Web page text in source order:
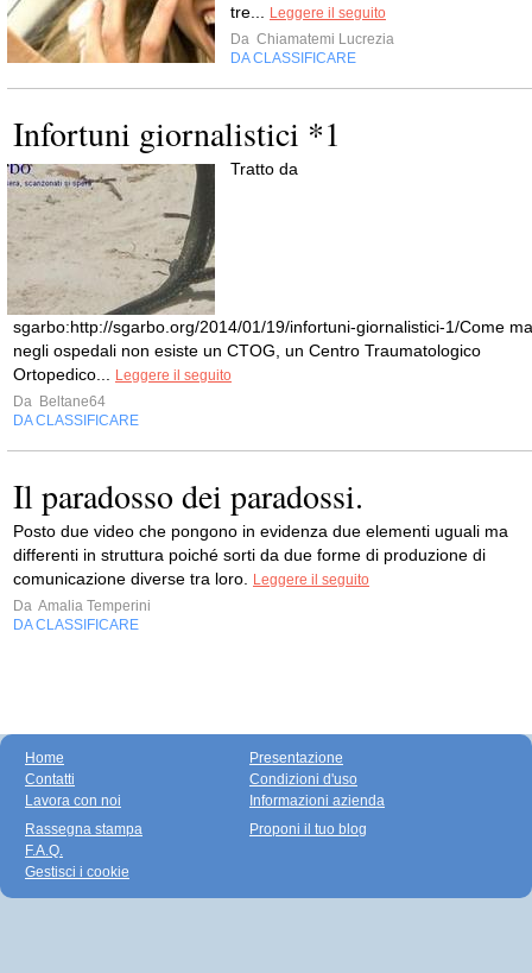
tre...
Leggere il seguito
Da Chiamatemi Lucrezia
DA CLASSIFICARE
Infortuni giornalistici *1
Tratto da
sgarbo:http://sgarbo.org/2014/01/19/infortuni-giornalistici-1/Come
negli ospedali non esiste un CTOG, un Centro Traumatologico
Ortopedico...
Leggere il seguito
Da Beltane64
DA CLASSIFICARE
Il paradosso dei paradossi.
Posto due video che pongono in evidenza due elementi uguali ma
differenti in struttura poiché sorti da due forme di produzione di
comunicazione diverse tra loro.
Leggere il seguito
Da Amalia Temperini
DA CLASSIFICARE
Home
Contatti
Lavora con noi
Presentazione
Condizioni d'uso
Informazioni azienda
Rassegna stampa
F.A.Q.
Gestisci i cookie
Proponi il tuo blog